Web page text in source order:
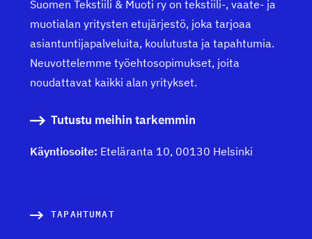
Suomen Tekstiili & Muoti ry on tekstiili-, vaate- ja
muotialan yritysten etujärjestö, joka tarjoaa
asiantuntijapalveluita, koulutusta ja tapahtumia.
Neuvottelemme työehtosopimukset, joita
noudattavat kaikki alan yritykset.
Tutustu meihin tarkemmin
Käyntiosoite: Eteläranta 10, 00130 Helsinki
TAPAHTUMAT